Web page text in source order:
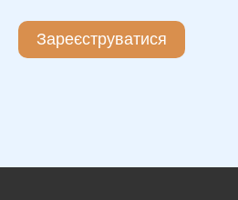
Зареєструватися